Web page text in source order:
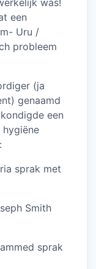
was!
een
Uru /
probleem
(ja
genaamd
een
sprak met
Smith
sprak